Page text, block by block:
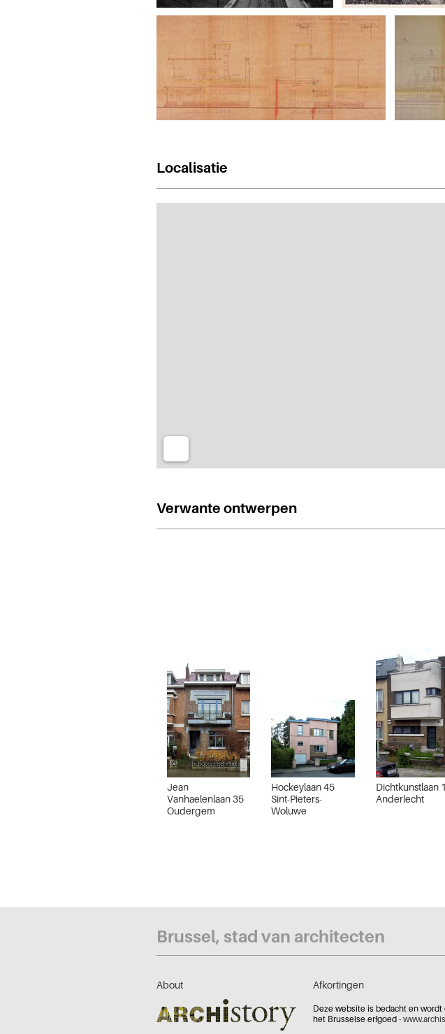
Localisatie
Verwante ontwerpen
Jean
Vanhaelenlaan 35
Oudergem
Hockeylaan 45
Sint-Pieters-
Woluwe
Dichtkunstlaan
Anderlecht
Brussel, stad van architecten
About Afkortingen
Deze website is bedacht en
het Brusselse erfgoed -